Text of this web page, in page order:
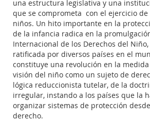
una estructura legislativa y una
que se comprometa con el ejercicio de
niños. Un hito importante en la
de la infancia radica en la
Internacional de los Derechos del
ratificada por diversos países en el
constituye una revolución en la
visión del niño como un sujeto de
lógica reduccionista tutelar, de la
irregular, instando a los países que la
organizar sistemas de protección
derecho.